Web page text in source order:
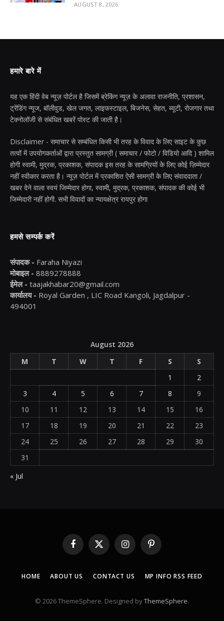
AUGUST 8, 2026
हमारे बारे में
यह एक हिंदी वेब न्यूज़ पोर्टल है जिसमें ब्रेकिंग न्यूज़ के अलावा राजनीति, प्रशासन,
ट्रेंडिंग न्यूज, बॉलीवुड, खेल जगत, लाइफस्टाइल, बिजनेस, सेहत, ब्यूटी, रोजगार तथा
टेक्नोलॉजी से संबंधित खबरें पोस्ट की जाती है।
Disclaimer - समाचार से सम्बंधित किसी भी तरह के विवाद के लिए साइट के कुछ
तत्वों में उपयोगकर्ताओं द्वारा प्रस्तुत सामग्री ( समाचार / फोटो / विडियो आदि ) शामिल
होगी स्वामी, मुद्रक, प्रकाशक, संपादक इस तरह के सामग्रियों के लिए कोई ज़िम्मेदार
नहीं स्वीकार करता है। न्यूज़ पोर्टल में प्रकाशित ऐसी सामग्री के लिए संवाददाता /
खबर देने वाला स्वयं जिम्मेदार होगा, स्वामी, मुद्रक, प्रकाशक, संपादक की कोई भी
जिम्मेदारी नहीं होगी. सभी विवादों का न्यायक्षेत्र रायपुर होगा
हमसे सम्पर्क करें
संपादक - Faraha Niyazi
मोबाइल - 8889278888
ईमेल - taajakhabar20@gmail.com
कार्यालय - Royal Garden , LIC Road Kangoli, Jagdalpur -
494001
August 2026
M
T W T F S
S
1
2
3
4 5 6 7 8
9
10
11 12 13 14 15
16
17
18 19 20 21 22
23
24
25 26 27 28 29
30
31
« Jul
Facebook
X
(Twitter)
InstagramPinterest
HOME ABOUT US CONTACT US MP INFO RSS FEED
© 2026 ThemeSphere. Designed byThemeSphere.